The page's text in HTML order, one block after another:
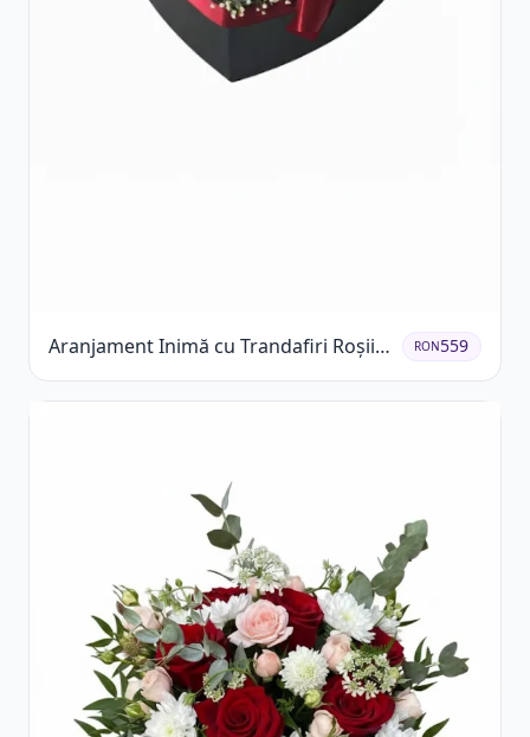
Aranjament Inimă cu Trandafiri Roșii
și Ciocolată Ferrero Rocher
RON559